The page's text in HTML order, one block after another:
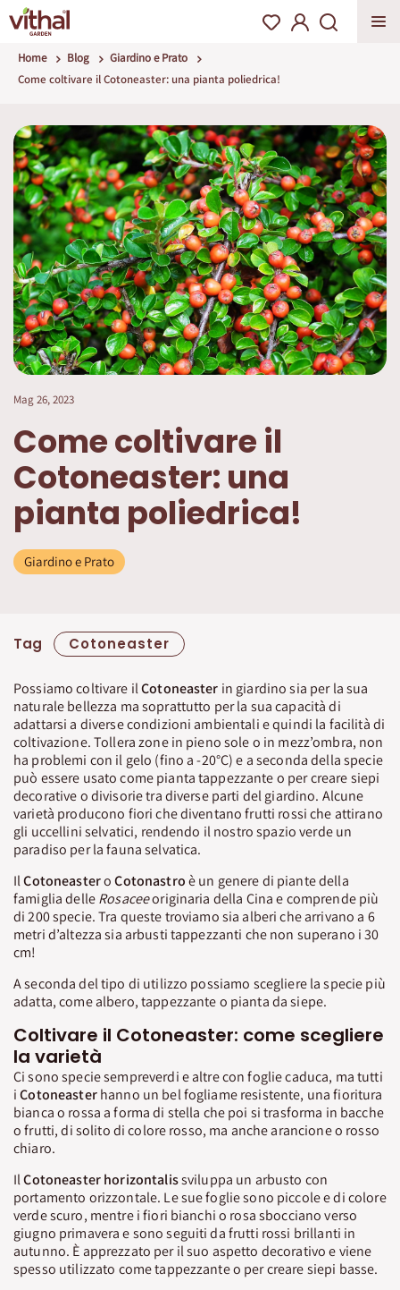
Home Blog
Giardino e Prato
Come coltivare il Cotoneaster: una pianta poliedrica!
Mag 26, 2023
Come coltivare il
Cotoneaster: una
pianta poliedrica!
Giardino e Prato
Tag Cotoneaster
Possiamo coltivare ilCotoneaster in giardino sia per la sua
naturale bellezza ma soprattutto per la sua capacità di
adattarsi a diverse condizioni ambientali e quindi la facilità di
coltivazione. Tollera zone in pieno sole o in mezz’ombra, non
ha problemi con il gelo (fino a -20°C) e a seconda della specie
può essere usato come pianta tappezzante o per creare siepi
decorative o divisorie tra diverse parti del giardino. Alcune
varietà producono fiori che diventano frutti rossi che attirano
gli uccellini selvatici, rendendo il nostro spazio verde un
paradiso per la fauna selvatica.
IlCotoneasteroCotonastroè un genere di piante della
famiglia delleRosaceeoriginaria della Cina e comprende più
di 200 specie. Tra queste troviamo sia alberi che arrivano a 6
metri d’altezza sia arbusti tappezzanti che non superano i 30
cm!
A seconda del tipo di utilizzo possiamo scegliere la specie più
adatta, come albero, tappezzante o pianta da siepe.
Coltivare il Cotoneaster: come scegliere
la varietà
Ci sono specie sempreverdi e altre con foglie caduca, ma tutti
iCotoneasterhanno un bel fogliame resistente, una fioritura
bianca o rossa a forma di stella che poi si trasforma in bacche
o frutti, di solito di colore rosso, ma anche arancione o rosso
chiaro.
IlCotoneaster horizontalissviluppa un arbusto con
portamento orizzontale. Le sue foglie sono piccole e di colore
verde scuro, mentre i fiori bianchi o rosa sbocciano verso
giugno primavera e sono seguiti da frutti rossi brillanti in
autunno. È apprezzato per il suo aspetto decorativo e viene
spesso utilizzato come tappezzante o per creare siepi basse.